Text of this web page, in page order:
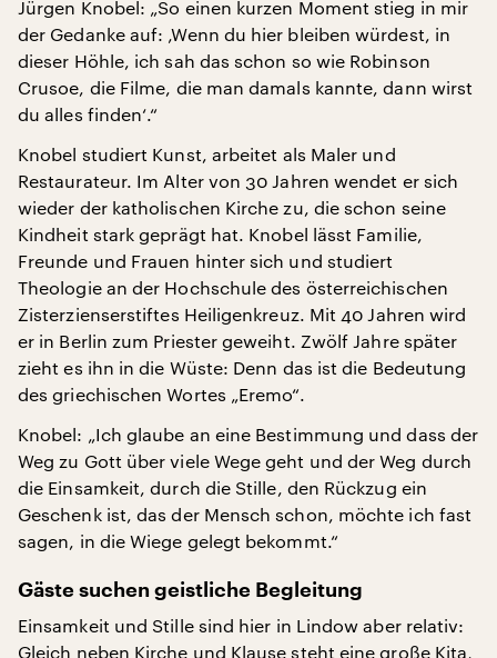
Jürgen Knobel: „So einen kurzen Moment stieg in mir
der Gedanke auf: ‚Wenn du hier bleiben würdest, in
dieser Höhle, ich sah das schon so wie Robinson
Crusoe, die Filme, die man damals kannte, dann wirst
du alles finden‘.“
Knobel studiert Kunst, arbeitet als Maler und
Restaurateur. Im Alter von 30 Jahren wendet er sich
wieder der katholischen Kirche zu, die schon seine
Kindheit stark geprägt hat. Knobel lässt Familie,
Freunde und Frauen hinter sich und studiert
Theologie an der Hochschule des österreichischen
Zisterzienserstiftes Heiligenkreuz. Mit 40 Jahren wird
er in Berlin zum Priester geweiht. Zwölf Jahre später
zieht es ihn in die Wüste: Denn das ist die Bedeutung
des griechischen Wortes „Eremo“.
Knobel: „Ich glaube an eine Bestimmung und dass der
Weg zu Gott über viele Wege geht und der Weg durch
die Einsamkeit, durch die Stille, den Rückzug ein
Geschenk ist, das der Mensch schon, möchte ich fast
sagen, in die Wiege gelegt bekommt.“
Gäste suchen geistliche Begleitung
Einsamkeit und Stille sind hier in Lindow aber relativ:
Gleich neben Kirche und Klause steht eine große Kita,